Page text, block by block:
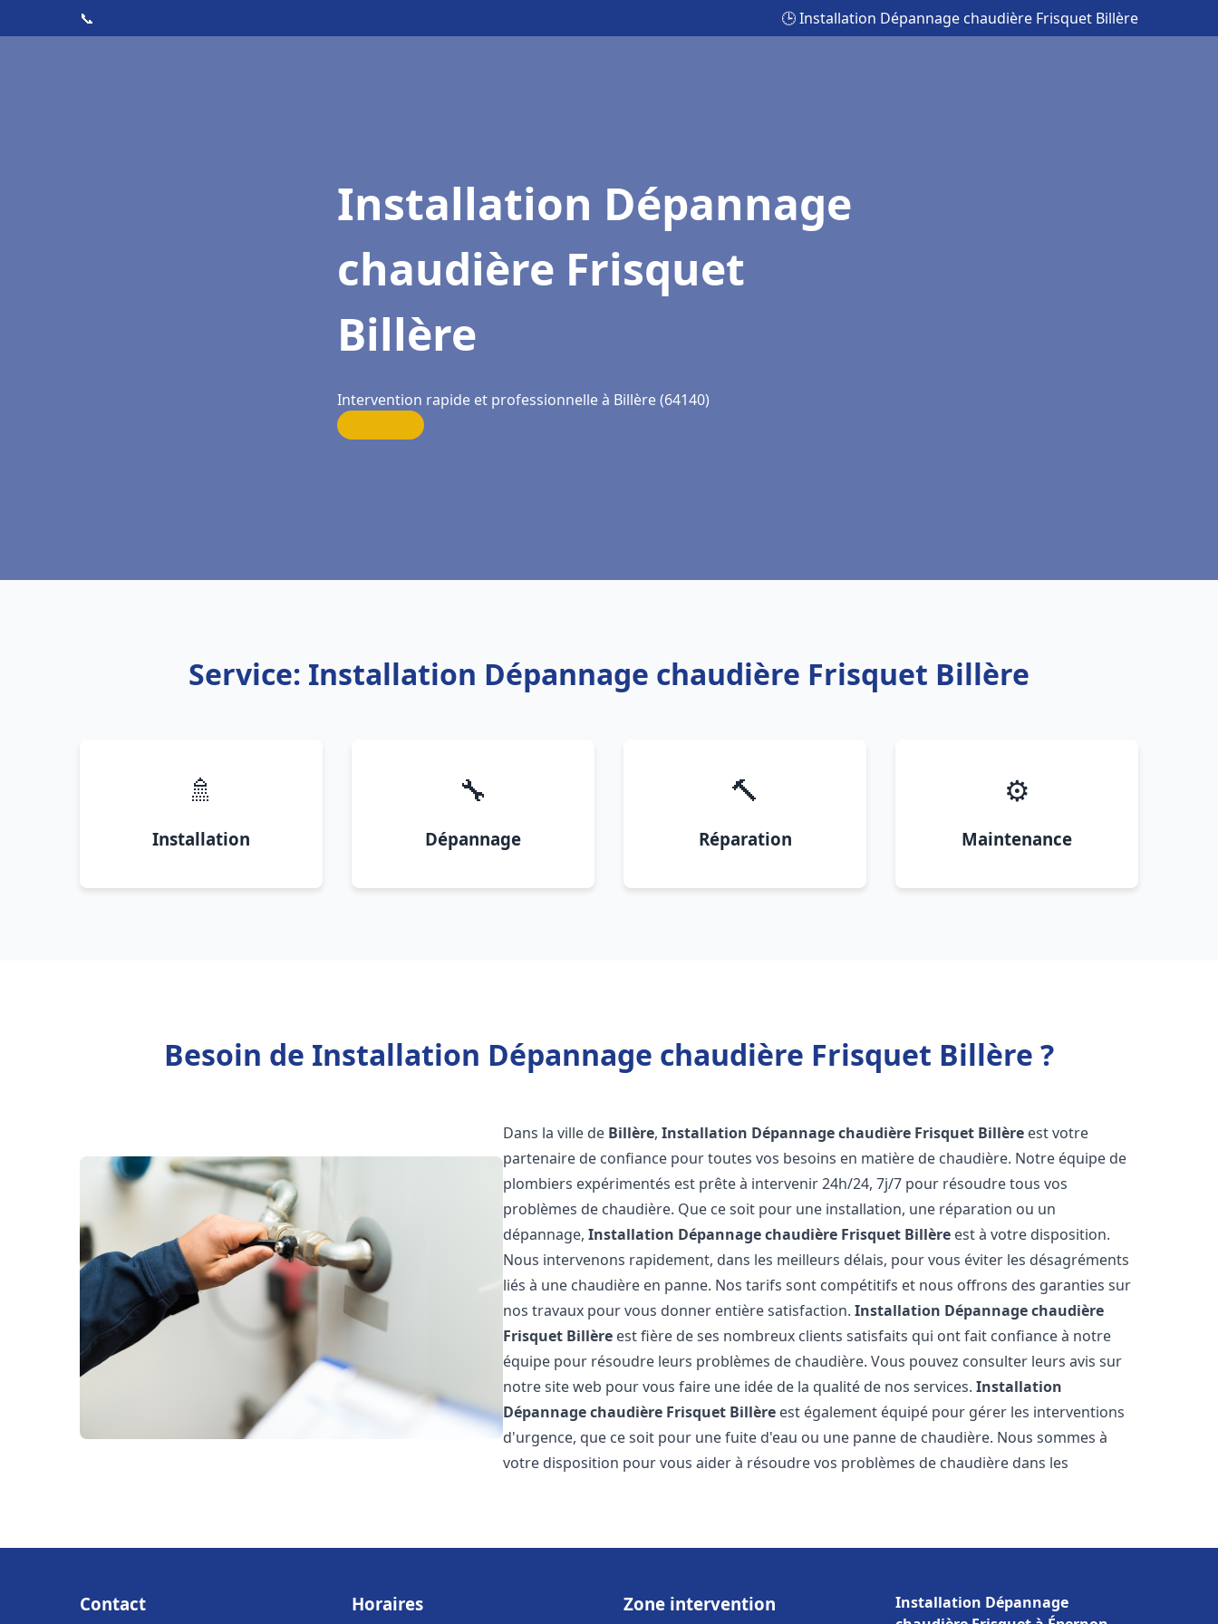
📞 🕒 Installation Dépannage chaudière Frisquet Billère
Installation Dépannage
chaudière Frisquet
Billère
Intervention rapide et professionnelle à Billère (64140)
Service: Installation Dépannage chaudière Frisquet Billère
🚿
Installation
🔧
Dépannage
🔨
Réparation
⚙️
Maintenance
Besoin de Installation Dépannage chaudière Frisquet Billère ?
Dans la ville de Billère,Installation Dépannage chaudière Frisquet Billère est votre
partenaire de confiance pour toutes vos besoins en matière de chaudière. Notre équipe de
plombiers expérimentés est prête à intervenir 24h/24, 7j/7 pour résoudre tous vos
problèmes de chaudière. Que ce soit pour une installation, une réparation ou un
dépannage,Installation Dépannage chaudière Frisquet Billère est à votre disposition.
Nous intervenons rapidement, dans les meilleurs délais, pour vous éviter les désagréments
liés à une chaudière en panne. Nos tarifs sont compétitifs et nous offrons des garanties sur
nos travaux pour vous donner entière satisfaction.Installation Dépannage chaudière
Frisquet Billère est fière de ses nombreux clients satisfaits qui ont fait confiance à notre
équipe pour résoudre leurs problèmes de chaudière. Vous pouvez consulter leurs avis sur
notre site web pour vous faire une idée de la qualité de nos services.Installation
Dépannage chaudière Frisquet Billère est également équipé pour gérer les interventions
d'urgence, que ce soit pour une fuite d'eau ou une panne de chaudière. Nous sommes à
votre disposition pour vous aider à résoudre vos problèmes de chaudière dans les
Contact Horaires Zone intervention
Installation Dépannage